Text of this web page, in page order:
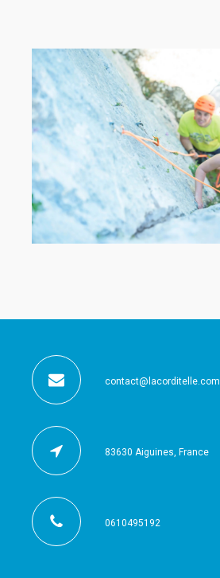
contact@lacorditelle.com
83630 Aiguines, France
0610495192